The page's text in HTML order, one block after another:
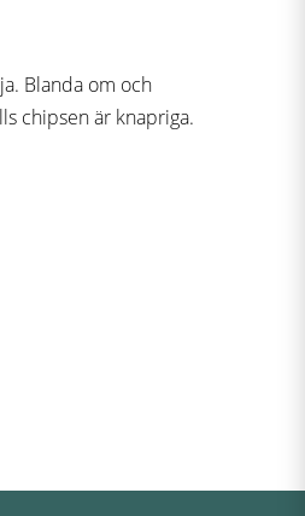
Blanda om och
chipsen är knapriga.